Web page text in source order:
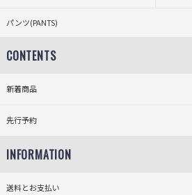
パンツ(PANTS)
CONTENTS
新着商品
先行予約
INFORMATION
送料とお支払い